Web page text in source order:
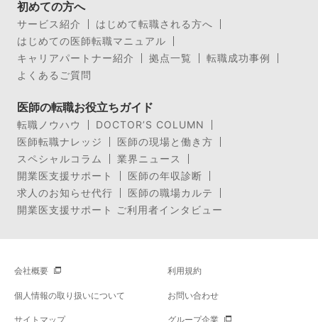
初めての方へ
サービス紹介
はじめて転職される方へ
はじめての医師転職マニュアル
キャリアパートナー紹介
拠点一覧
転職成功事例
よくあるご質問
医師の転職お役立ちガイド
転職ノウハウ
DOCTOR’S COLUMN
医師転職ナレッジ
医師の現場と働き方
スペシャルコラム
業界ニュース
開業医支援サポート
医師の年収診断
求人のお知らせ代行
医師の職場カルテ
開業医支援サポート ご利用者インタビュー
会社概要 利用規約
個人情報の取り扱いについて お問い合わせ
サイトマップ グループ企業